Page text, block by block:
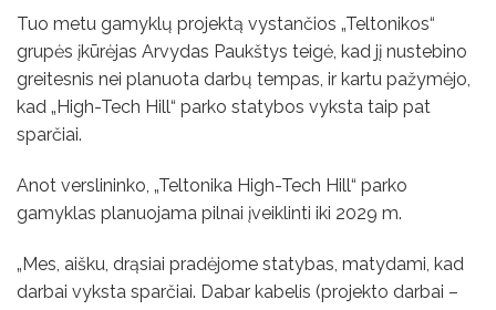
Tuo metu gamyklų projektą vystančios „Teltonikos“
grupės įkūrėjas Arvydas Paukštys teigė, kad jį nustebino
greitesnis nei planuota darbų tempas, ir kartu pažymėjo,
kad „High-Tech Hill“ parko statybos vyksta taip pat
sparčiai.
Anot verslininko, „Teltonika High-Tech Hill“ parko
gamyklas planuojama pilnai įveiklinti iki 2029 m.
„Mes, aišku, drąsiai pradėjome statybas, matydami, kad
darbai vyksta sparčiai. Dabar kabelis (projekto darbai –